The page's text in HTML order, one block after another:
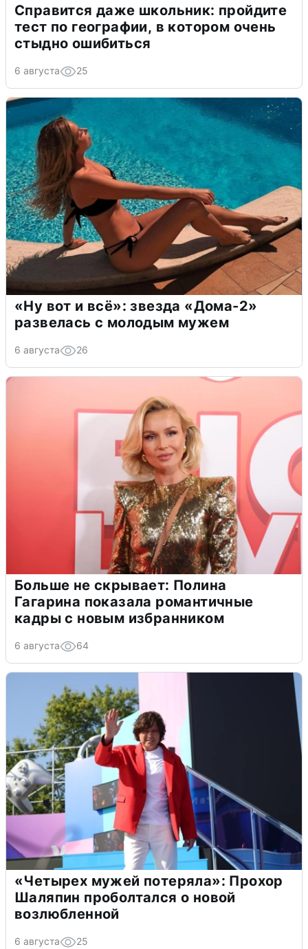
Справится даже школьник: пройдите
тест по географии, в котором очень
стыдно ошибиться
6 августа 25
«Ну вот и всё»: звезда «Дома-2»
развелась с молодым мужем
6 августа 26
Больше не скрывает: Полина
Гагарина показала романтичные
кадры с новым избранником
6 августа 64
«Четырех мужей потеряла»: Прохор
Шаляпин проболтался о новой
возлюбленной
6 августа 25